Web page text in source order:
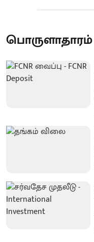
பொருளாதாரம்